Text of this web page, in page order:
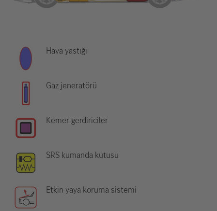
Hava yastığı
Gaz jeneratörü
Kemer gerdiriciler
SRS kumanda kutusu
Etkin yaya koruma sistemi